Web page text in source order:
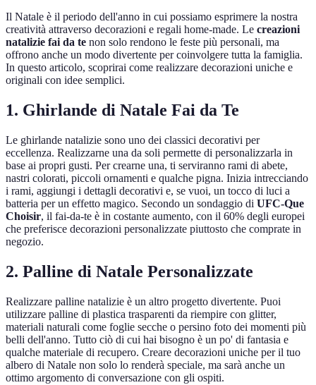
Il Natale è il periodo dell'anno in cui possiamo esprimere la nostra
creatività attraverso decorazioni e regali home-made. Le creazioni
natalizie fai da te non solo rendono le feste più personali, ma
offrono anche un modo divertente per coinvolgere tutta la famiglia.
In questo articolo, scoprirai come realizzare decorazioni uniche e
originali con idee semplici.
1. Ghirlande di Natale Fai da Te
Le ghirlande natalizie sono uno dei classici decorativi per
eccellenza. Realizzarne una da soli permette di personalizzarla in
base ai propri gusti. Per crearne una, ti serviranno rami di abete,
nastri colorati, piccoli ornamenti e qualche pigna. Inizia intrecciando
i rami, aggiungi i dettagli decorativi e, se vuoi, un tocco di luci a
batteria per un effetto magico. Secondo un sondaggio di UFC-Que
Choisir, il fai-da-te è in costante aumento, con il 60% degli europei
che preferisce decorazioni personalizzate piuttosto che comprate in
negozio.
2. Palline di Natale Personalizzate
Realizzare palline natalizie è un altro progetto divertente. Puoi
utilizzare palline di plastica trasparenti da riempire con glitter,
materiali naturali come foglie secche o persino foto dei momenti più
belli dell'anno. Tutto ciò di cui hai bisogno è un po' di fantasia e
qualche materiale di recupero. Creare decorazioni uniche per il tuo
albero di Natale non solo lo renderà speciale, ma sarà anche un
ottimo argomento di conversazione con gli ospiti.